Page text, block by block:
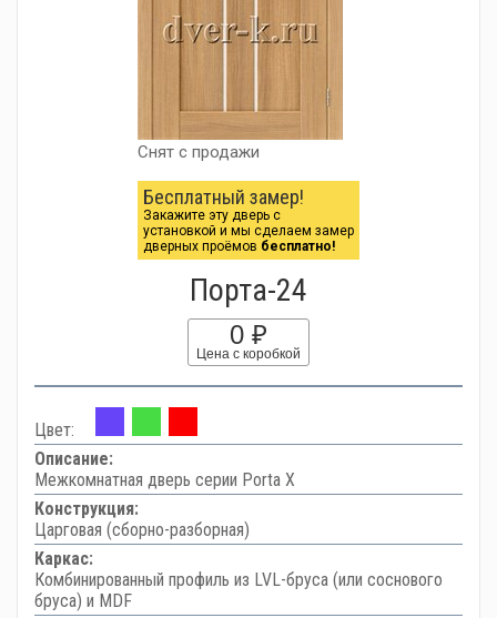
Снят с продажи
Бесплатный замер!
Закажите эту дверь с
установкой и мы сделаем замер
дверных проёмов бесплатно!
Порта-24
0 ₽
Цена с коробкой
Цвет:
Описание:
Межкомнатная дверь серии Porta X
Конструкция:
Царговая (сборно-разборная)
Каркас:
Комбинированный профиль из LVL-бруса (или соснового
бруса) и MDF